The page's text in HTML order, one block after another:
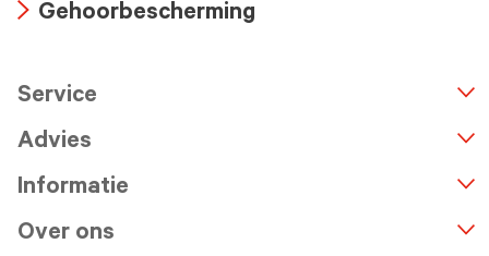
iconGehoorbescherming
Service
Advies
Informatie
Over ons